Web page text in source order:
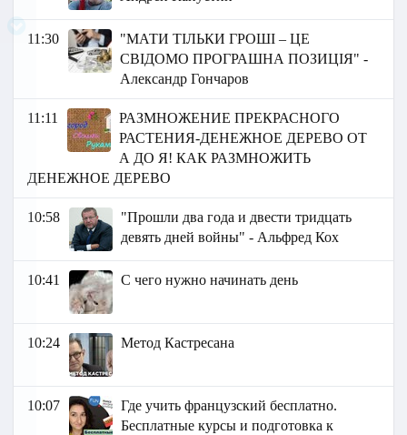
11:30
"МАТИ ТІЛЬКИ ГРОШІ – ЦЕ
СВІДОМО ПРОГРАШНА ПОЗИЦІЯ" -
Александр Гончаров
11:11
РАЗМНОЖЕНИЕ ПРЕКРАСНОГО
РАСТЕНИЯ-ДЕНЕЖНОЕ ДЕРЕВО ОТ
А ДО Я! КАК РАЗМНОЖИТЬ
ДЕНЕЖНОЕ ДЕРЕВО
10:58
"Прошли два года и двести тридцать
девять дней войны" - Альфред Кох
10:41 С чего нужно начинать день
10:24 Метод Кастресана
10:07
Где учить французский бесплатно.
Бесплатные курсы и подготовка к